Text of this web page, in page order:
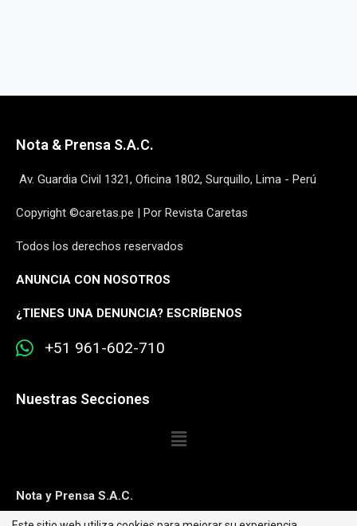
Nota & Prensa S.A.C.
Av. Guardia Civil 1321, Oficina 1802, Surquillo, Lima - Perú
Copyright ©caretas.pe | Por Revista Caretas
Todos los derechos reservados
ANUNCIA CON NOSOTROS
¿TIENES UNA DENUNCIA? ESCRÍBENOS
+51 961-602-710
Nuestras Secciones
Nota y Prensa S.A.C.